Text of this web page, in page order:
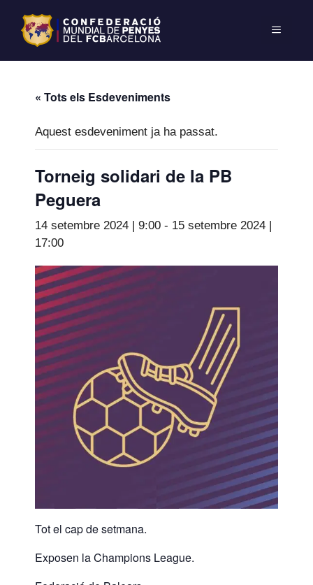
« Tots els Esdeveniments
Aquest esdeveniment ja ha passat.
Torneig solidari de la PB
Peguera
14 setembre 2024 | 9:00 - 15 setembre 2024 |
17:00
Tot el cap de setmana.
Exposen la Champions League.